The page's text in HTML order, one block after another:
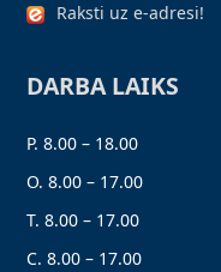
Raksti uz e-adresi!
DARBA LAIKS
P. 8.00 – 18.00
O. 8.00 – 17.00
T. 8.00 – 17.00
C. 8.00 – 17.00